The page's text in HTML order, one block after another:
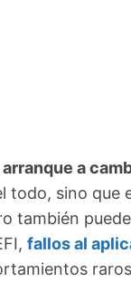
a
todo, sino que
también
fallos al